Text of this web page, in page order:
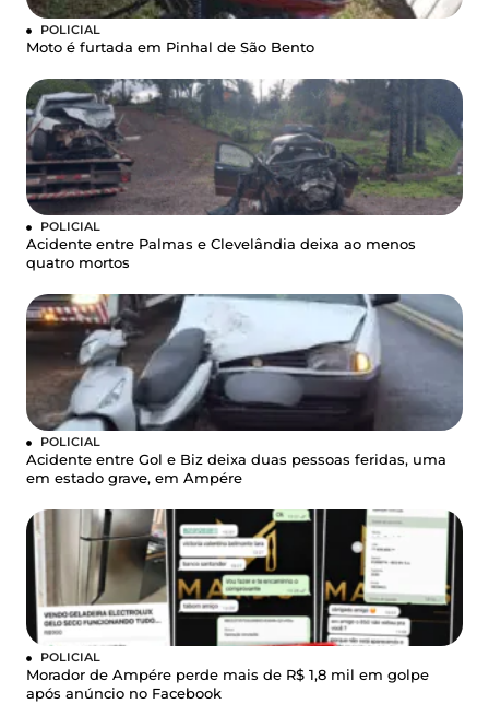
POLICIAL
Moto é furtada em Pinhal de São Bento
POLICIAL
Acidente entre Palmas e Clevelândia deixa ao menos
quatro mortos
POLICIAL
Acidente entre Gol e Biz deixa duas pessoas feridas, uma
em estado grave, em Ampére
POLICIAL
Morador de Ampére perde mais de R$ 1,8 mil em golpe
após anúncio no Facebook